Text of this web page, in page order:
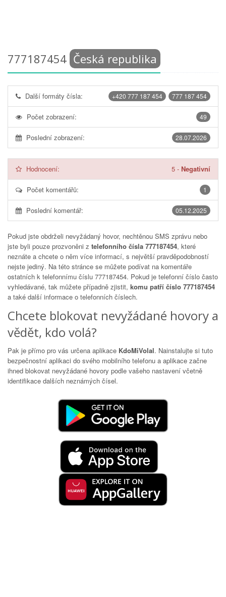
777187454 Česká republika
777 187 454
+420 777 187 454
Další formáty čísla:
49
Počet zobrazení:
28.07.2026
Poslední zobrazení:
Hodnocení: 5 - Negativní
1
Počet komentářů:
05.12.2025
Poslední komentář:
Pokud jste obdrželi nevyžádaný hovor, nechtěnou SMS zprávu nebo
jste byli pouze prozvoněni z telefonního čísla 777187454, které
neznáte a chcete o něm více informací, s největší pravděpodobností
nejste jediný. Na této stránce se můžete podívat na komentáře
ostatních k telefonnímu číslu 777187454. Pokud je telefonní číslo často
vyhledávané, tak můžete případně zjistit, komu patří číslo 777187454
a také další informace o telefonních číslech.
Chcete blokovat nevyžádané hovory a
vědět, kdo volá?
Pak je přímo pro vás určena aplikace KdoMiVolal. Nainstalujte si tuto
bezpečnostní aplikaci do svého mobilního telefonu a aplikace začne
ihned blokovat nevyžádané hovory podle vašeho nastavení včetně
identifikace dalších neznámých čísel.